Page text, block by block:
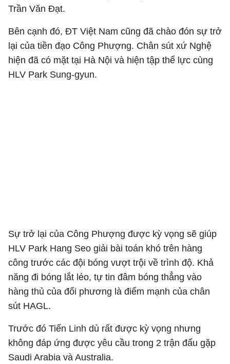
Trần Văn Đạt.
Bên cạnh đó, ĐT Việt Nam cũng đã chào đón sự trở
lại của tiền đạo Công Phượng. Chân sút xứ Nghệ
hiện đã có mặt tại Hà Nội và hiện tập thể lực cùng
HLV Park Sung-gyun.
Sự trở lại của Công Phượng được kỳ vọng sẽ giúp
HLV Park Hang Seo giải bài toán khó trên hàng
công trước các đội bóng vượt trội về trình độ. Khả
năng đi bóng lắt léo, tự tin đâm bóng thẳng vào
hàng thủ của đối phương là điểm mạnh của chân
sút HAGL.
Trước đó Tiến Linh dù rất được kỳ vọng nhưng
không đáp ứng được yêu cầu trong 2 trận đấu gặp
Saudi Arabia và Australia.